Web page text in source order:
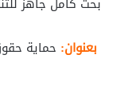
بعنوان: حماية